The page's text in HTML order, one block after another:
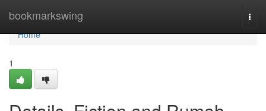
bookmarkswing
Home
Home
1